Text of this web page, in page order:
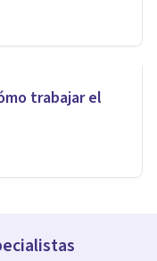
trabajar el